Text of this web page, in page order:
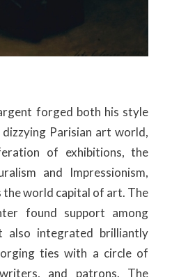
forged both his style
Parisian art world,
of exhibitions, the
and Impressionism,
the world capital of art. The
found support among
also integrated brilliantly
ties with a circle of
and patrons. The